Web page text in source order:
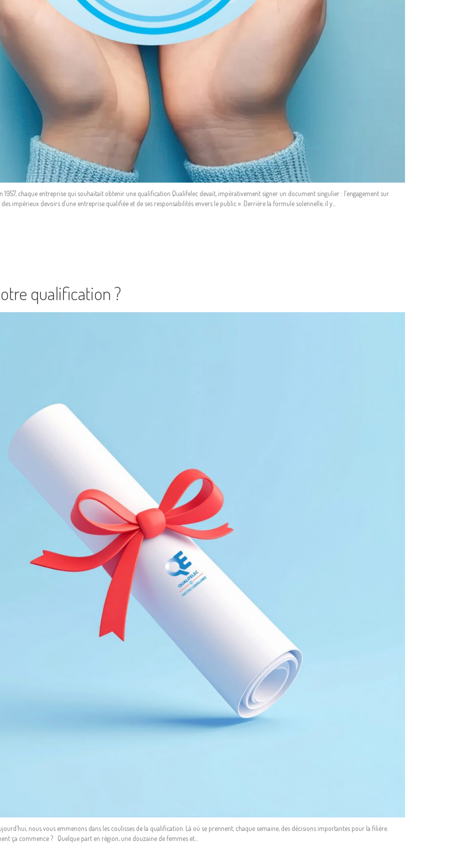
chaque entreprise qui souhaitait obtenir une qualification Qualifelec devait, impérativement signer un document singulier : l’engagement sur
impérieux devoirs d’une entreprise qualifiée et de ses responsabilités envers le public ». Derrière la formule solennelle, il y...
qualification ?
nous vous emmenons dans les coulisses de la qualification. Là où se prennent, chaque semaine, des décisions importantes pour la filière.
ça commence ? Quelque part en région, une douzaine de femmes et...